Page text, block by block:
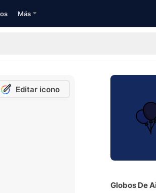
Más
Editar icono
Globos De